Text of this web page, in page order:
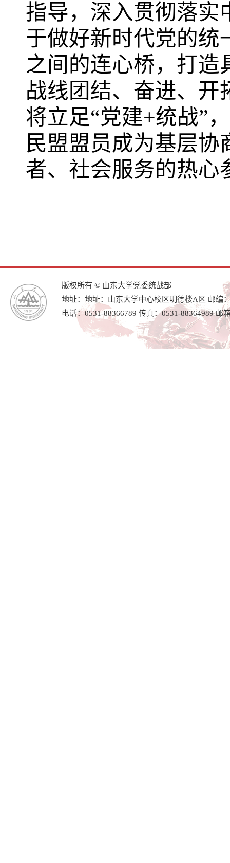
指导，深入贯彻落实
于做好新时代党的统
之间的连心桥，打造
战线团结、奋进、开
将立足“党建+统战”
民盟盟员成为基层
者、社会服务的热心
版权所有 © 山东大学党委统战部
地址：地址：山东大学中心校区明德楼A区 邮编
电话：0531-88366789 传真：0531-88364989 邮